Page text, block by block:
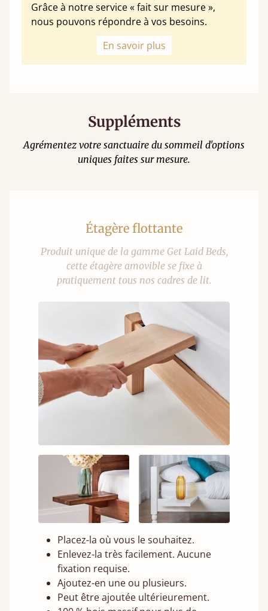
Grâce à notre service « fait sur mesure »,
nous pouvons répondre à vos besoins.
En savoir plus
Suppléments
Agrémentez votre sanctuaire du sommeil d'options
uniques faites sur mesure.
Étagère flottante
Produit unique de la gamme Get Laid Beds,
cette étagère amovible se fixe à
pratiquement tous nos cadres de lit.
Placez-la où vous le souhaitez.
Enlevez-la très facilement. Aucune
fixation requise.
Ajoutez-en une ou plusieurs.
Peut être ajoutée ultérieurement.